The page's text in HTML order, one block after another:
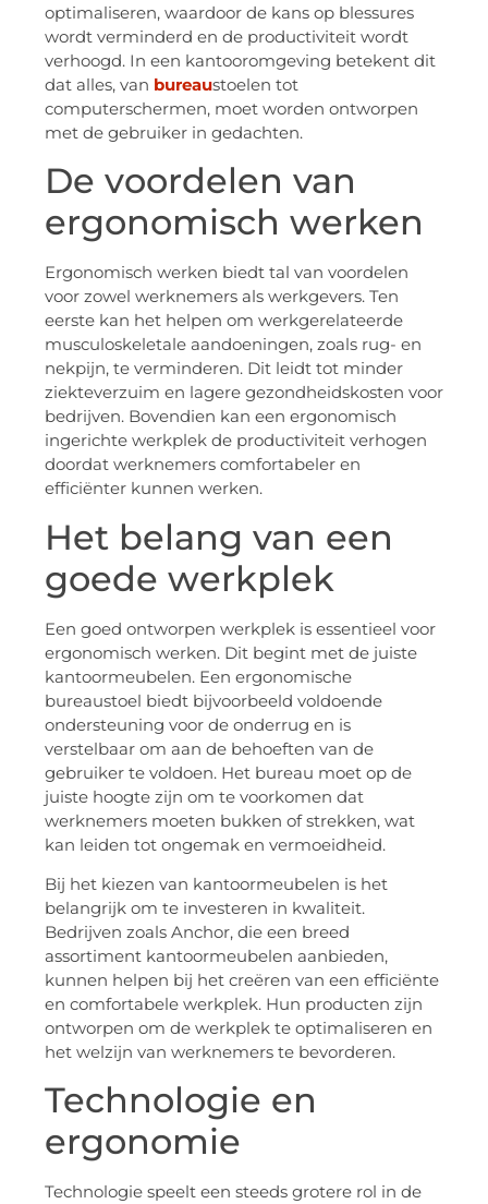
optimaliseren, waardoor de kans op blessures
wordt verminderd en de productiviteit wordt
verhoogd. In een kantooromgeving betekent dit
dat alles, van bureaustoelen tot
computerschermen, moet worden ontworpen
met de gebruiker in gedachten.
De voordelen van
ergonomisch werken
Ergonomisch werken biedt tal van voordelen
voor zowel werknemers als werkgevers. Ten
eerste kan het helpen om werkgerelateerde
musculoskeletale aandoeningen, zoals rug- en
nekpijn, te verminderen. Dit leidt tot minder
ziekteverzuim en lagere gezondheidskosten voor
bedrijven. Bovendien kan een ergonomisch
ingerichte werkplek de productiviteit verhogen
doordat werknemers comfortabeler en
efficiënter kunnen werken.
Het belang van een
goede werkplek
Een goed ontworpen werkplek is essentieel voor
ergonomisch werken. Dit begint met de juiste
kantoormeubelen. Een ergonomische
bureaustoel biedt bijvoorbeeld voldoende
ondersteuning voor de onderrug en is
verstelbaar om aan de behoeften van de
gebruiker te voldoen. Het bureau moet op de
juiste hoogte zijn om te voorkomen dat
werknemers moeten bukken of strekken, wat
kan leiden tot ongemak en vermoeidheid.
Bij het kiezen van kantoormeubelen is het
belangrijk om te investeren in kwaliteit.
Bedrijven zoals Anchor, die een breed
assortiment kantoormeubelen aanbieden,
kunnen helpen bij het creëren van een efficiënte
en comfortabele werkplek. Hun producten zijn
ontworpen om de werkplek te optimaliseren en
het welzijn van werknemers te bevorderen.
Technologie en
ergonomie
Technologie speelt een steeds grotere rol in de